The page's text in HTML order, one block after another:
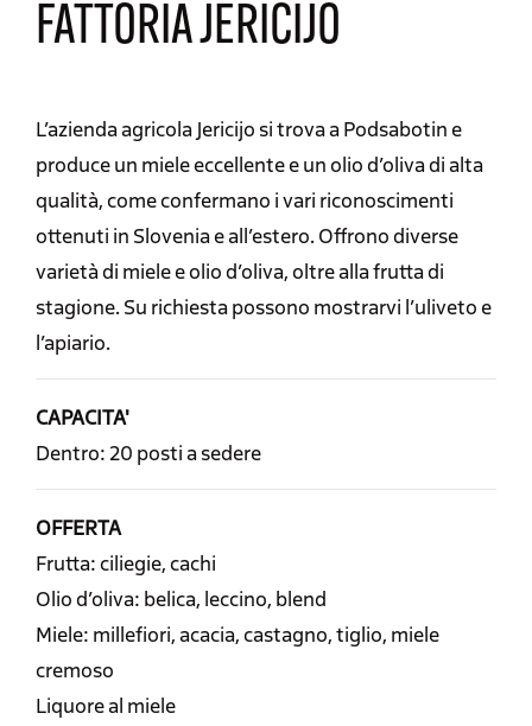
FATTORIA JERICIJO
L’azienda agricola Jericijo si trova a Podsabotin e
produce un miele eccellente e un olio d’oliva di alta
qualità, come confermano i vari riconoscimenti
ottenuti in Slovenia e all’estero. Offrono diverse
varietà di miele e olio d’oliva, oltre alla frutta di
stagione. Su richiesta possono mostrarvi l’uliveto e
l’apiario.
CAPACITA'
Dentro: 20 posti a sedere
OFFERTA
Frutta: ciliegie, cachi
Olio d’oliva: belica, leccino, blend
Miele: millefiori, acacia, castagno, tiglio, miele
cremoso
Liquore al miele